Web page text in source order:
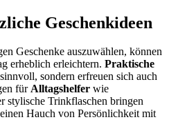
Geschenkideen
Geschenke auszuwählen, können
erheblich erleichtern. Praktische
sondern erfreuen sich auch
fürAlltagshelfer wie
stylische Trinkflaschen bringen
Hauch von Persönlichkeit mit